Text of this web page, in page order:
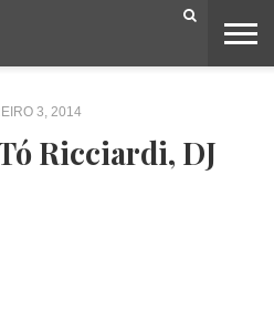
3, 2014
Ricciardi, DJ